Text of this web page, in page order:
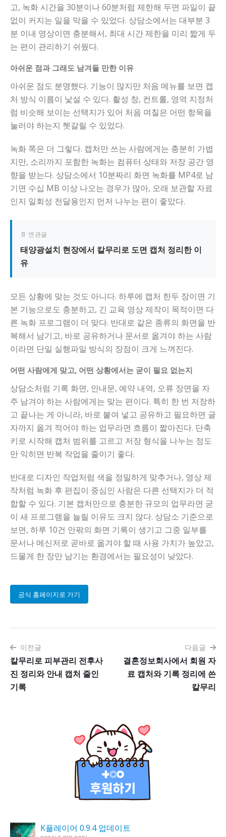
고, 녹화 시간을 30분이나 60분처럼 제한해 두면 파일이 끝
없이 커지는 일을 막을 수 있었다. 상담소에서는 대부분 3
분 이내 영상이면 충분해서, 최대 시간 제한을 미리 짧게 두
는 편이 관리하기 쉬웠다.
아쉬운 점과 그래도 남겨둘 만한 이유
아쉬운 점도 분명했다. 기능이 많지만 처음 메뉴를 보면 캡
처 방식 이름이 낯설 수 있다. 활성 창, 컨트롤, 영역 지정처
럼 비슷해 보이는 선택지가 있어 처음 며칠은 어떤 항목을
눌러야 하는지 헷갈릴 수 있었다.
녹화 쪽은 더 그렇다. 캡처만 쓰는 사람에게는 충분히 가볍
지만, 소리까지 포함한 녹화는 컴퓨터 상태와 저장 공간 영
향을 받는다. 상담소에서 10분짜리 화면 녹화를 MP4로 남
기면 수십 MB 이상 나오는 경우가 많아, 오래 보관할 자료
인지 일회성 전달용인지 먼저 나누는 편이 좋았다.
📄 연관글
태양광설치 현장에서 칼무리로 도면 캡처 정리한 이
유
모든 상황에 맞는 것도 아니다. 하루에 캡처 한두 장이면 기
본 기능으로도 충분하고, 긴 교육 영상 제작이 목적이면 다
른 녹화 프로그램이 더 맞다. 반대로 같은 종류의 화면을 반
복해서 남기고, 바로 공유하거나 문서로 옮겨야 하는 사람
이라면 단일 실행파일 방식의 장점이 크게 느껴진다.
어떤 사람에게 맞고, 어떤 상황에서는 굳이 필요 없는지
상담소처럼 기록 화면, 안내문, 예약 내역, 오류 장면을 자
주 남겨야 하는 사람에게는 맞는 편이다. 특히 한 번 저장하
고 끝나는 게 아니라, 바로 붙여 넣고 공유하고 필요하면 글
자까지 옮겨 적어야 하는 업무라면 흐름이 짧아진다. 단축
키로 시작해 캡처 범위를 고르고 저장 형식을 나누는 정도
만 익히면 반복 작업을 줄이기 좋다.
반대로 디자인 작업처럼 색을 정밀하게 맞추거나, 영상 제
작처럼 녹화 후 편집이 중심인 사람은 다른 선택지가 더 적
합할 수 있다. 기본 캡처만으로 충분한 규모의 업무라면 굳
이 새 프로그램을 늘릴 이유도 크지 않다. 상담소 기준으로
보면, 하루 10건 안팎의 화면 기록이 생기고 그중 일부를
문서나 메신저로 곧바로 옮겨야 할 때 사용 가치가 높았고,
드물게 한 장만 남기는 환경에서는 필요성이 낮았다.
공식 홈페이지로 가기
이전글
칼무리로 피부관리 전후사
진 정리와 안내 캡처 줄인
기록
다음글
결혼정보회사에서 회원 자
료 캡처와 기록 정리에 쓴
칼무리
K플레이어 0.9.4 업데이트